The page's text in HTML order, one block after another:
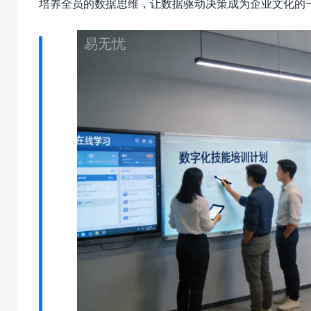
培养全员的数据思维，让数据驱动决策成为企业文化的